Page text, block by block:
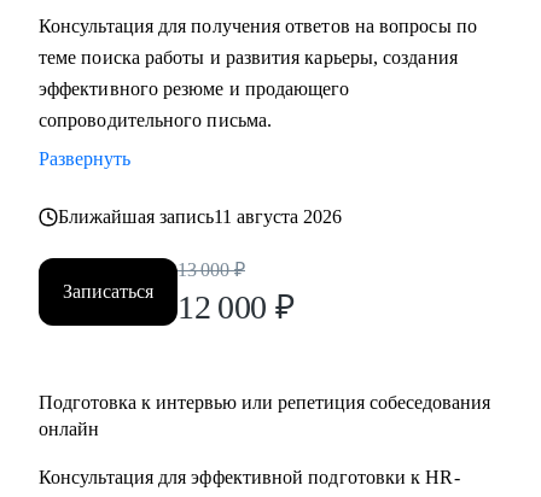
Консультация для получения ответов на вопросы по
теме поиска работы и развития карьеры, создания
эффективного резюме и продающего
сопроводительного письма.
Развернуть
Ближайшая запись11 августа 2026
Записаться
13 000 ₽
12 000 ₽
Подготовка к интервью или репетиция собеседования
онлайн
Консультация для эффективной подготовки к HR-